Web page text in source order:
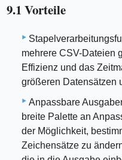
9.1 Vorteile
mehrere CSV-Dateien
Effizienz und das
größeren Datensätzen
Anpassbare
breite Palette an
der Möglichkeit,
Zeichensätze zu